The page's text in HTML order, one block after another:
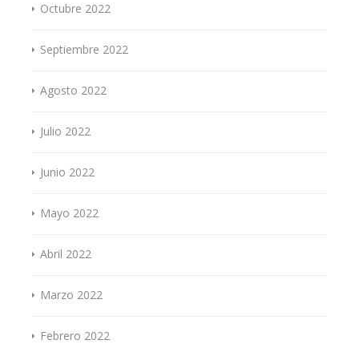
Octubre 2022
Septiembre 2022
Agosto 2022
Julio 2022
Junio 2022
Mayo 2022
Abril 2022
Marzo 2022
Febrero 2022